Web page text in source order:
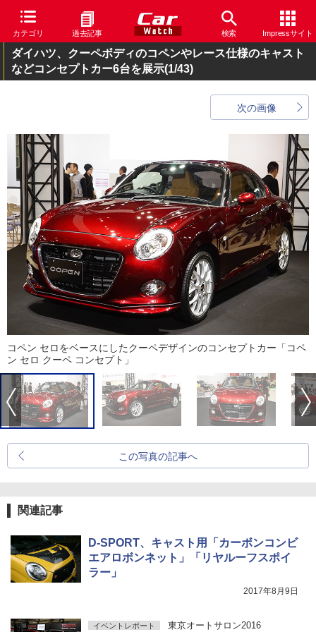
カテゴリ 過去記事 検索 Impressサイト
ダイハツ、クーペボディのコペンやレース仕様のキャスト
などコンセプトカー6台を展示(1/43)
次の画像
コペン セロをベースにしたクーペデザインのコンセプトカー「コペ
ン セロ クーペ コンセプト」
この写真の記事へ
関連記事
D-SPORT、キャスト用「カーボンコンビ
エアロボンネット」「リヤルーフスポイ
ラー」
2017年8月9日
イベントレポート 東京オートサロン2016